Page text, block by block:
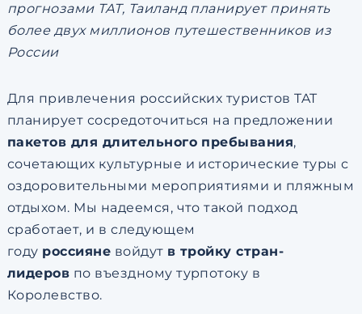
прогнозами ТАТ, Таиланд планирует принять
более двух миллионов путешественников из
России
Для привлечения российских туристов TAT
планирует сосредоточиться на предложении
пакетов для длительного пребывания,
сочетающих культурные и исторические туры с
оздоровительными мероприятиями и пляжным
отдыхом. Мы надеемся, что такой подход
сработает, и в следующем
году россияне войдут в тройку стран-
лидеров по въездному турпотоку в
Королевство.